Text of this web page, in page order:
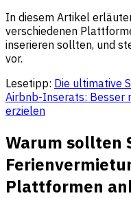
In diesem Artikel
verschiedenen
inserieren sollten, und
vor.
Lesetipp: Die ultimative
Airbnb-Inserats: Besser
erzielen
Warum sollten
Plattformen